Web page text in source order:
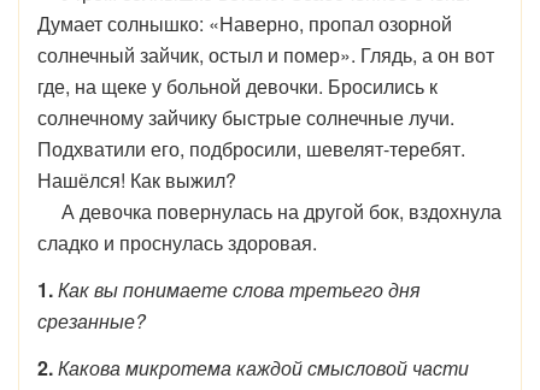
Думает солнышко: «Наверно, пропал озорной
солнечный зайчик, остыл и помер». Глядь, а он вот
где, на щеке у больной девочки. Бросились к
солнечному зайчику быстрые солнечные лучи.
Подхватили его, подбросили, шевелят-теребят.
Нашёлся! Как выжил?
А девочка повернулась на другой бок, вздохнула
сладко и проснулась здоровая.
1.Как вы понимаете слова третьего дня
срезанные?
2.Какова микротема каждой смысловой части